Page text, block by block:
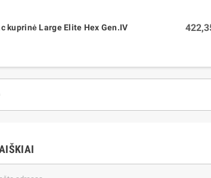
kuprinė Large Elite Hex Gen.IV